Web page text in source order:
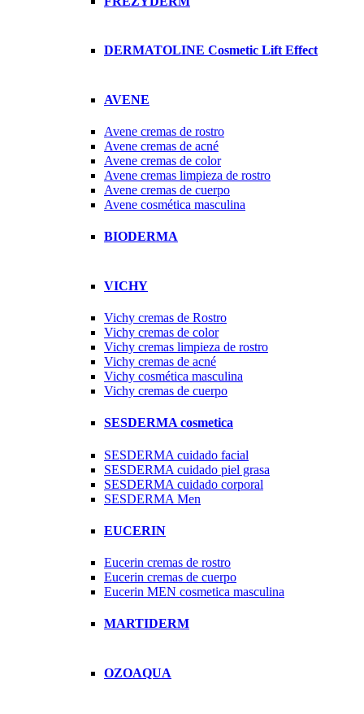
DERMATOLINE Cosmetic Lift Effect
AVENE
Avene cremas de rostro
Avene cremas de acné
Avene cremas de color
Avene cremas limpieza de rostro
Avene cremas de cuerpo
Avene cosmética masculina
BIODERMA
VICHY
Vichy cremas de Rostro
Vichy cremas de color
Vichy cremas limpieza de rostro
Vichy cremas de acné
Vichy cosmética masculina
Vichy cremas de cuerpo
SESDERMA cosmetica
SESDERMA cuidado facial
SESDERMA cuidado piel grasa
SESDERMA cuidado corporal
SESDERMA Men
EUCERIN
Eucerin cremas de rostro
Eucerin cremas de cuerpo
Eucerin MEN cosmetica masculina
MARTIDERM
OZOAQUA